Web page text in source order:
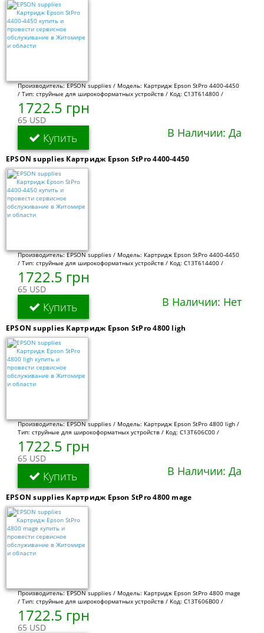
Производитель: EPSON supplies / Модель: Картридж Epson StPro 4400-4450
/ Тип: струйные для широкоформатных устройств / Код: C13T614800 /
1722.5 грн
65 USD
Купить В Наличии: Да
EPSON supplies Картридж Epson StPro 4400-4450
Производитель: EPSON supplies / Модель: Картридж Epson StPro 4400-4450
/ Тип: струйные для широкоформатных устройств / Код: C13T614400 /
1722.5 грн
65 USD
Купить В Наличии: Нет
EPSON supplies Картридж Epson StPro 4800 ligh
Производитель: EPSON supplies / Модель: Картридж Epson StPro 4800 ligh /
Тип: струйные для широкоформатных устройств / Код: C13T606C00 /
1722.5 грн
65 USD
Купить В Наличии: Да
EPSON supplies Картридж Epson StPro 4800 mage
Производитель: EPSON supplies / Модель: Картридж Epson StPro 4800 mage
/ Тип: струйные для широкоформатных устройств / Код: C13T606B00 /
1722.5 грн
65 USD